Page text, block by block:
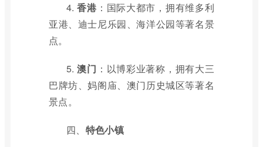
4.香港 ：国际大都市，拥有维多利
亚港、迪士尼乐园、海洋公园等著名景
点。
5.澳门 ：以博彩业著称，拥有大三
巴牌坊、妈阁庙、澳门历史城区等著名
景点。
四、 特色小镇